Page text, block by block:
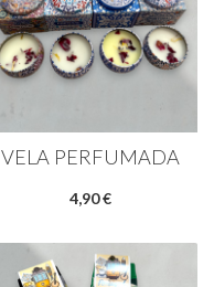
VELA PERFUMADA
4,90 €